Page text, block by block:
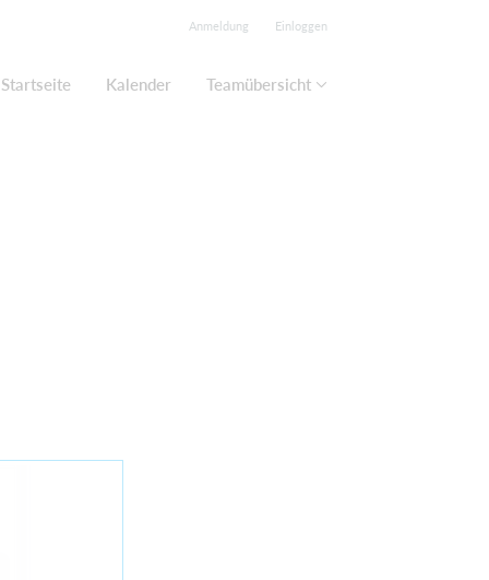
Anmeldung Einloggen
Startseite Kalender Teamübersicht